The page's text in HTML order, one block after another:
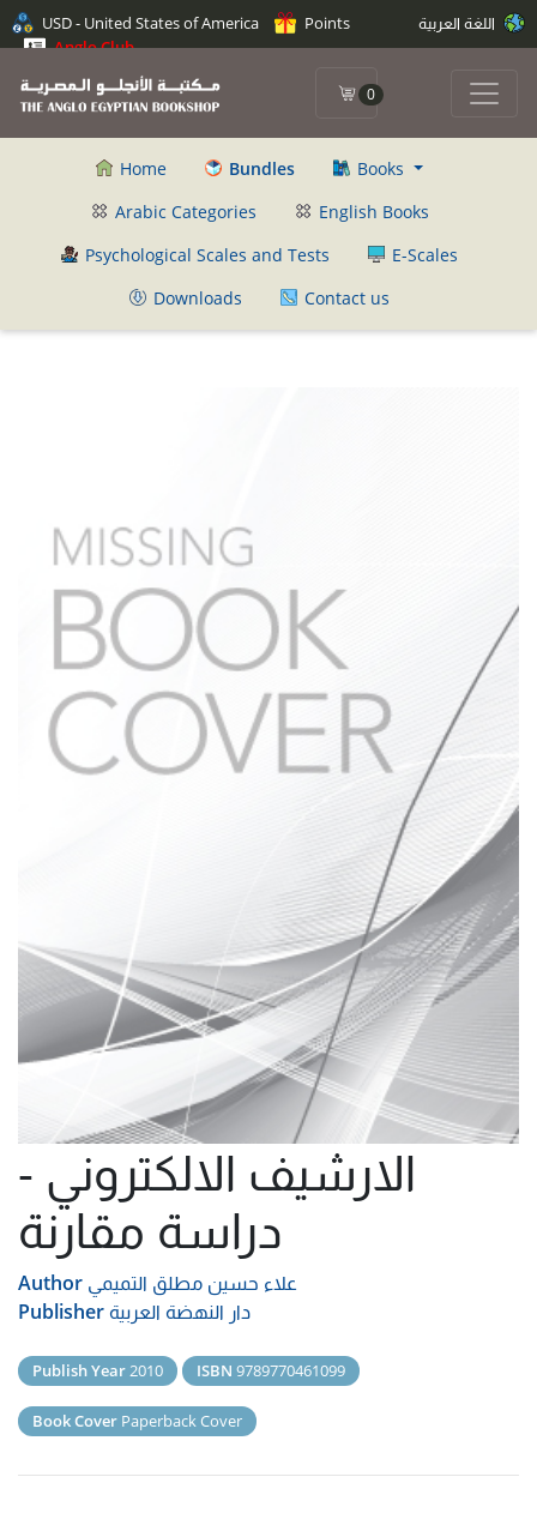
USD - United States of America
Points
Anglo Club
0
Home Bundles
Books
Arabic Categories
English Books
Psychological Scales and Tests
E-Scales
Downloads
Contact us
الارشيف الالكتروني -
دراسة مقارنة
Author علاء حسين مطلق التميمي
Publisher دار النهضة العربية
Publish Year2010 ISBN 9789770461099
Book Cover Paperback Cover